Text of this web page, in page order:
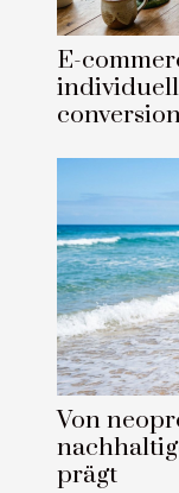
E-
Von
prägt